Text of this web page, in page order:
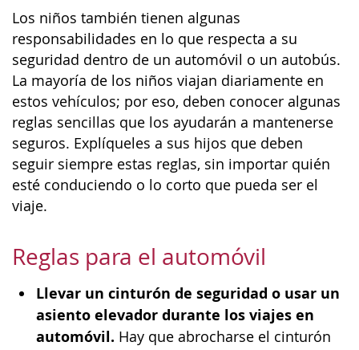
Los niños también tienen algunas
responsabilidades en lo que respecta a su
seguridad dentro de un automóvil o un autobús.
La mayoría de los niños viajan diariamente en
estos vehículos; por eso, deben conocer algunas
reglas sencillas que los ayudarán a mantenerse
seguros. Explíqueles a sus hijos que deben
seguir siempre estas reglas, sin importar quién
esté conduciendo o lo corto que pueda ser el
viaje.
Reglas para el automóvil
Llevar un cinturón de seguridad o usar un
asiento elevador durante los viajes en
automóvil. Hay que abrocharse el cinturón